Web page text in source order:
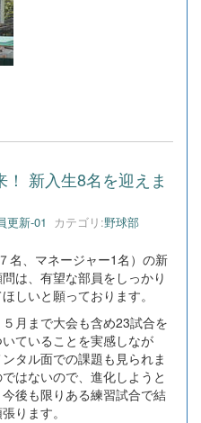
！ 新入生8名を迎えま
更新-01 カテゴリ:野球部
名、マネージャー1名）の新
は、有望な部員をしっかり
しいと願っております。
月まで大会も含め23試合を
ていることを実感しなが
タル面での課題も見られま
はないので、進化しようと
後も限りある練習試合で結
ります。